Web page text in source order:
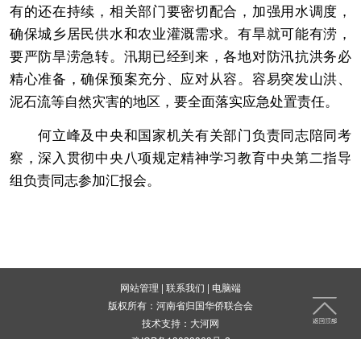
有的还在持续，相关部门要密切配合，加强用水调度，
确保城乡居民供水和农业灌溉需求。有旱就可能有涝，
要严防旱涝急转。汛期已经到来，各地对防汛抗洪务必
精心准备，确保预案充分、应对从容。容易突发山洪、
泥石流等自然灾害的地区，要全面落实应急处置责任。
何立峰及中央和国家机关有关部门负责同志陪同考
察，深入贯彻中央八项规定精神学习教育中央第二指导
组负责同志参加汇报会。
网站管理 | 联系我们 | 电脑端
版权所有：河南省归国华侨联合会
技术支持： 大河网